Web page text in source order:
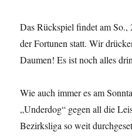
Das Rückspiel findet am
der Fortunen statt. Wir
Daumen! Es ist noch alles
Wie auch immer es am
„Underdog“ gegen all die
Bezirksliga so weit